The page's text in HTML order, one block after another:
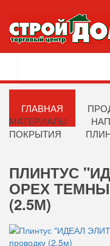
ГЛАВНАЯ
МАТЕРИАЛЫ
ПОКРЫТИЯ
ПЛИНТУС
ОРЕХ
(2.5М)